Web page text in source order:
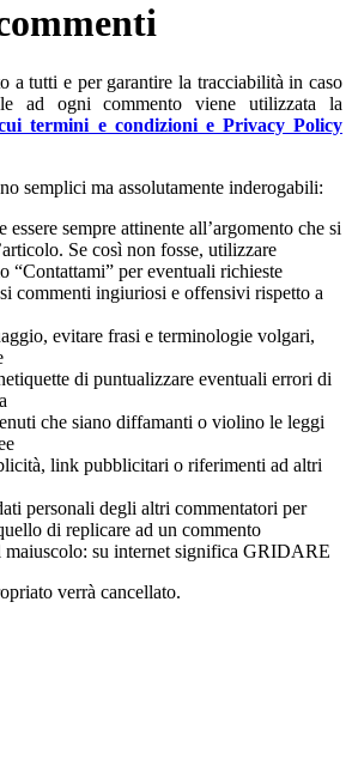
a tutti e per garantire la tracciabilità in caso
ad ogni commento viene utilizzata la
termini e condizioni e Privacy Policy
semplici ma assolutamente inderogabili:
essere sempre attinente all’argomento che si
Se così non fosse, utilizzare
“Contattami” per eventuali richieste
commenti ingiuriosi e offensivi rispetto a
evitare frasi e terminologie volgari,
di puntualizzare eventuali errori di
che siano diffamanti o violino le leggi
link pubblicitari o riferimenti ad altri
personali degli altri commentatori per
di replicare ad un commento
maiuscolo: su internet significa GRIDARE
verrà cancellato.